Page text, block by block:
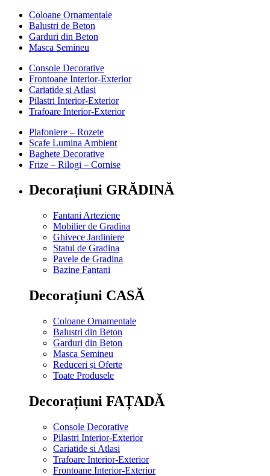
Coloane Ornamentale
Balustri de Beton
Garduri din Beton
Masca Semineu
Console Decorative
Frontoane Interior-Exterior
Cariatide si Atlasi
Pilastri Interior-Exterior
Trafoare Interior-Exterior
Plafoniere – Rozete
Scafe Lumina Ambient
Baghete Decorative
Frize – Rilogi – Cornise
Decorațiuni GRĂDINĂ
Fantani Arteziene
Mobilier de Gradina
Ghivece Jardiniere
Statui de Gradina
Pavele de Gradina
Bazine Fantani
Decorațiuni CASĂ
Coloane Ornamentale
Balustri din Beton
Garduri din Beton
Masca Semineu
Reduceri și Oferte
Toate Produsele
Decorațiuni FAȚADĂ
Console Decorative
Pilastri Interior-Exterior
Cariatide si Atlasi
Trafoare Interior-Exterior
Frontoane Interior-Exterior